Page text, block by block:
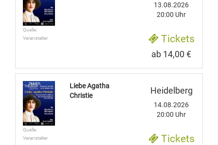
Quelle:
Veranstalter
13.08.2026
20:00 Uhr
Tickets
ab 14,00 €
Quelle:
Veranstalter
Liebe Agatha
Christie
Heidelberg
14.08.2026
20:00 Uhr
Tickets